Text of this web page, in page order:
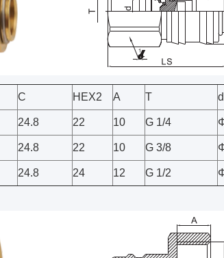
C HEX2 A T d
24.8 22 10 G 1/4
24.8 22 10 G 3/8
24.8 24 12 G 1/2